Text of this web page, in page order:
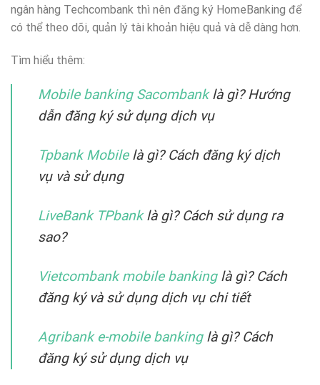
ngân hàng Techcombank thì nên đăng ký HomeBanking để
có thể theo dõi, quản lý tài khoản hiệu quả và dễ dàng hơn.
Tìm hiểu thêm:
Mobile banking Sacombanklà gì? Hướng
dẫn đăng ký sử dụng dịch vụ
Tpbank Mobilelà gì? Cách đăng ký dịch
vụ và sử dụng
LiveBank TPbanklà gì? Cách sử dụng ra
sao?
Vietcombank mobile bankinglà gì? Cách
đăng ký và sử dụng dịch vụ chi tiết
Agribank e-mobile bankinglà gì? Cách
đăng ký sử dụng dịch vụ